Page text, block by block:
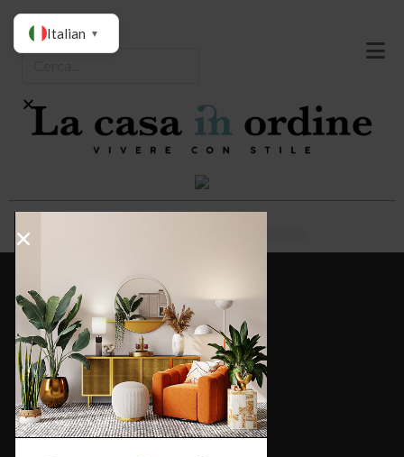
Redazione
Categorie
Casa
Design & Tendenze
Italian ▼